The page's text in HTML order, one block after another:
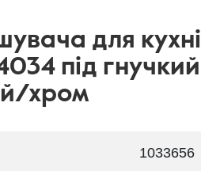
для кухні
під гнучкий
хром
1033656